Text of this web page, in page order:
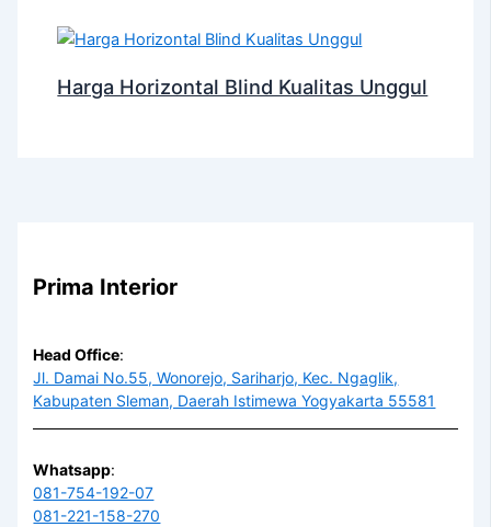
Harga Horizontal Blind Kualitas Unggul
Prima Interior
Head Office:
Jl. Damai No.55, Wonorejo, Sariharjo, Kec. Ngaglik,
Kabupaten Sleman, Daerah Istimewa Yogyakarta 55581
Whatsapp:
081-754-192-07
081-221-158-270